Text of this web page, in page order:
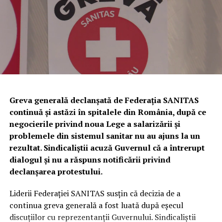
stabilirea și sancționarea contravențiilor silvice.
Totodată, a fost dispusă măsura complementară a
confiscării unei cantități de
338 de kilograme de trufe
evaluate la
81.120 de lei
Urmează verificări privind utilizarea
câinilor pentru identificarea
trufelor
Polițiștii au anunțat că, în perioada următoare,
specialiștii din cadrul Biroului pentru Protecția
Animalelor vor efectua controale privind respectarea
legislației referitoare la deținerea și utilizarea câinilor de
urmă folosiți la identificarea trufelor.
În cazul în care vor fi descoperite abateri, vor fi dispuse
Greva generală declanșată de Federația SANITAS
continuă și astăzi în spitalele din România, după ce
negocierile privind noua Lege a salarizării și
problemele din sistemul sanitar nu au ajuns la un
rezultat. Sindicaliștii acuză Guvernul că a întrerupt
dialogul și nu a răspuns notificării privind
declanșarea protestului.
Liderii Federației SANITAS susțin că decizia de a
continua greva generală a fost luată după eșecul
discuțiilor cu reprezentanții Guvernului. Sindicaliștii